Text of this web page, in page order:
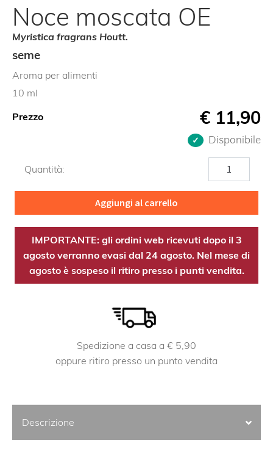
Noce moscata OE
Myristica fragrans Houtt.
seme
Aroma per alimenti
10 ml
Prezzo
€ 11,90
Disponibile
Quantità:
Noce
moscata
OE
Aggiungi al carrello
IMPORTANTE: gli ordini web ricevuti dopo il 3
agosto verranno evasi dal 24 agosto. Nel mese di
agosto è sospeso il ritiro presso i punti vendita.
Spedizione a casa a € 5,90
oppure ritiro presso un punto vendita
Descrizione